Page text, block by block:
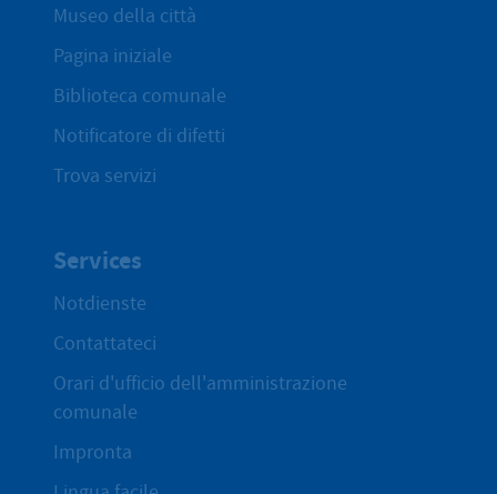
Museo della città
Pagina iniziale
Biblioteca comunale
Notificatore di difetti
Trova servizi
Services
Notdienste
Contattateci
Orari d'ufficio dell'amministrazione
comunale
Impronta